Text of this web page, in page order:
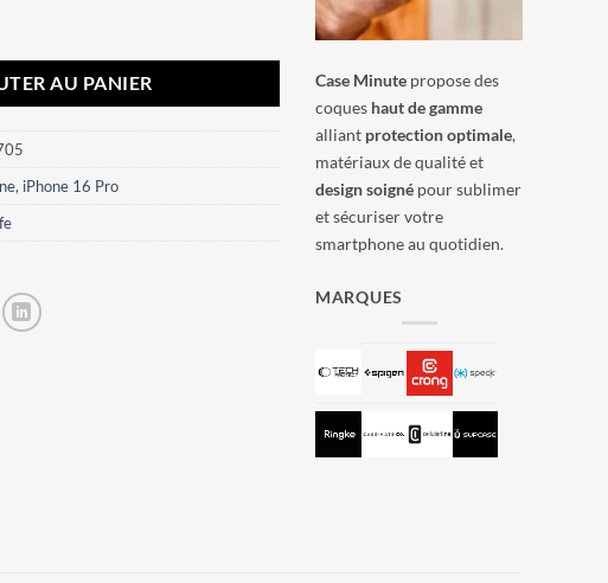
AU PANIER
, iPhone 16 Pro
Case Minute propose des
coques haut de gamme
alliant protection optimale,
matériaux de qualité et
design soigné pour sublimer
et sécuriser votre
smartphone au quotidien.
MARQUES